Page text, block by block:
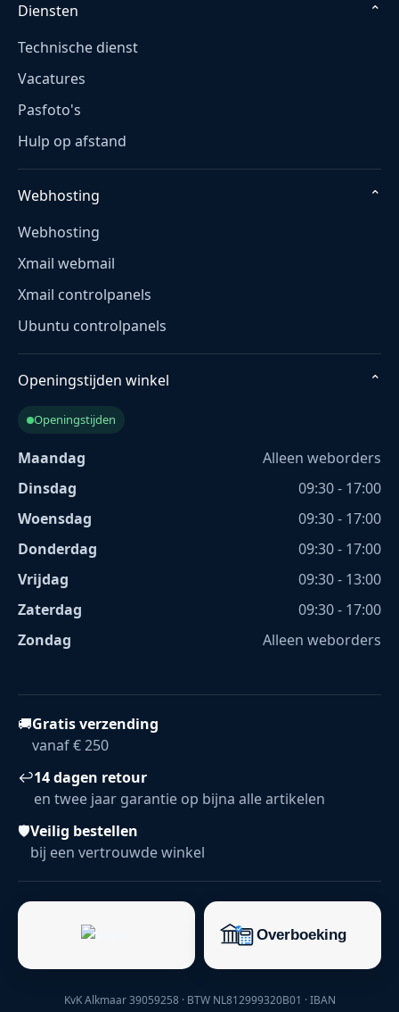
Diensten
⌄
Technische dienst
Vacatures
Pasfoto's
Hulp op afstand
Webhosting
⌄
Webhosting
Xmail webmail
Xmail controlpanels
Ubuntu controlpanels
Openingstijden winkel ⌄
Openingstijden
Maandag
Alleen weborders
Dinsdag
09:30 - 17:00
Woensdag
09:30 - 17:00
Donderdag
09:30 - 17:00
Vrijdag
09:30 - 13:00
Zaterdag
09:30 - 17:00
Zondag
Alleen weborders
🚚Gratis verzending
vanaf € 250
↩14 dagen retour
en twee jaar garantie op bijna alle artikelen
🛡Veilig bestellen
bij een vertrouwde winkel
KvK Alkmaar 39059258 · BTW NL812999320B01 · IBAN